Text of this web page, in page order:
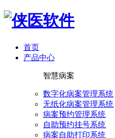
首页
产品中心
智慧病案
数字化病案管理系统
无纸化病案管理系统
病案预约管理系统
自助预约挂号系统
病案自助打印系统